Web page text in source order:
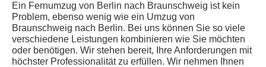
Ein Fernumzug von Berlin nach Braunschweig ist kein
Problem, ebenso wenig wie ein Umzug von
Braunschweig nach Berlin. Bei uns können Sie so viele
verschiedene Leistungen kombinieren wie Sie möchten
oder benötigen. Wir stehen bereit, Ihre Anforderungen mit
höchster Professionalität zu erfüllen. Wir nehmen Ihnen